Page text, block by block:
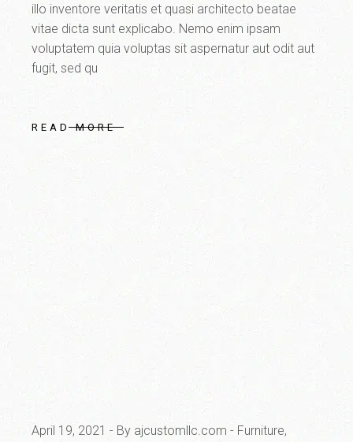
illo inventore veritatis et quasi architecto beatae
vitae dicta sunt explicabo. Nemo enim ipsam
voluptatem quia voluptas sit aspernatur aut odit aut
fugit, sed qu
READ MORE
April 19, 2021 By ajcustomllc.com
Furniture